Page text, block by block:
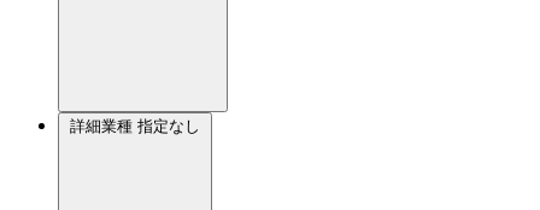
詳細業種 指定なし